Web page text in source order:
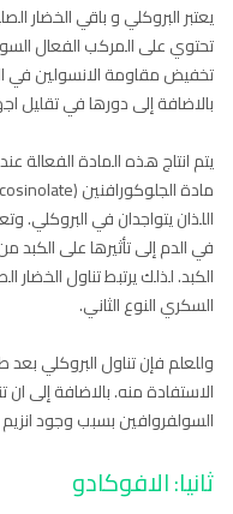
يعتبر البروكلي و باقي
تخفيض مقاومة الانسولين في
بالاضافة إلى دورها في تقليل
يتم انتاج هذه المادة الفعالة
اللذان يتواجدان في
في الدم إلى تأثيرها على الكبد
الكبد. لذلك يرتبط تناول الخضار
السكري النوع الثاني.
وللعلم فإن تناول البروكلي
الاستفادة منه. بالاضافة إلى
السولفروافين بسبب وجود انزيم
ثانيا: الافوكادو